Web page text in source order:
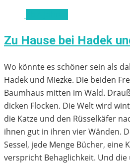
Zu Hause bei Hadek
Wo könnte es schöner sein als
Hadek und Miezke. Die beiden
Baumhaus mitten im Wald.
dicken Flocken. Die Welt wird
die Katze und den Rüsselkäfer
ihnen gut in ihren vier Wänden.
Sessel, jede Menge Bücher, eine
verspricht Behaglichkeit. Und